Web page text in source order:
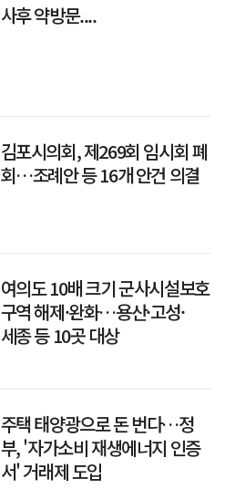
사후 약방문....
김포시의회, 제269회 임시회 폐
회…조례안 등 16개 안건 의결
여의도 10배 크기 군사시설보호
구역 해제·완화…용산·고성·
세종 등 10곳 대상
주택 태양광으로 돈 번다…정
부, '자가소비 재생에너지 인증
서' 거래제 도입